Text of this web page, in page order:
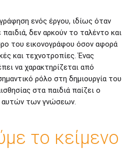
ενός έργου, ιδίως όταν
δεν αρκούν το ταλέντο και
του εικονογράφου όσον αφορά
και τεχνοτροπίες. Ένας
να χαρακτηρίζεται από
ρόλο στη δημιουργία του
στα παιδιά παίζει ο
αυτών των γνώσεων.
το κείμενο